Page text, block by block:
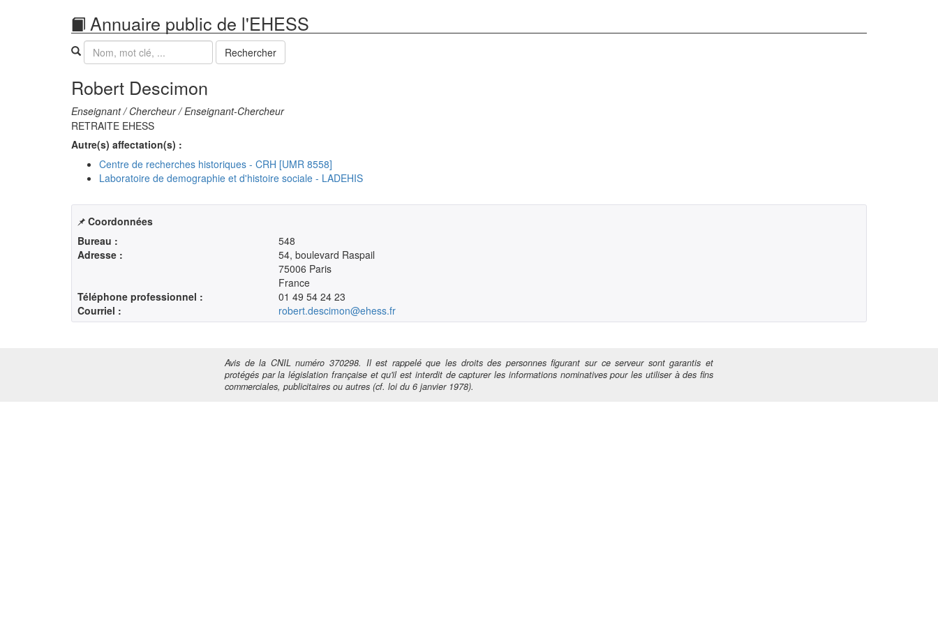
Annuaire public de l'EHESS
Recherche Rechercher
Robert Descimon
Enseignant / Chercheur / Enseignant-Chercheur
RETRAITE EHESS
Autre(s) affectation(s) :
Centre de recherches historiques - CRH [UMR 8558]
Laboratoire de demographie et d'histoire sociale - LADEHIS
Coordonnées
Bureau :
548
Adresse :
54, boulevard Raspail
75006 Paris
France
Téléphone professionnel :
01 49 54 24 23
Courriel :
robert.descimon@ehess.fr
Avis de la CNIL numéro 370298. Il est rappelé que les droits des personnes figurant sur ce serveur sont garantis et
protégés par la législation française et qu'il est interdit de capturer les informations nominatives pour les utiliser à des fins
commerciales, publicitaires ou autres (cf. loi du 6 janvier 1978).